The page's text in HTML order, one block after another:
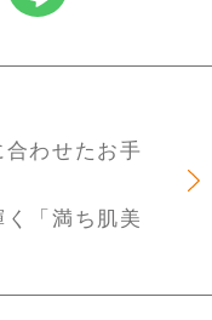
合わせたお手
「満ち肌美